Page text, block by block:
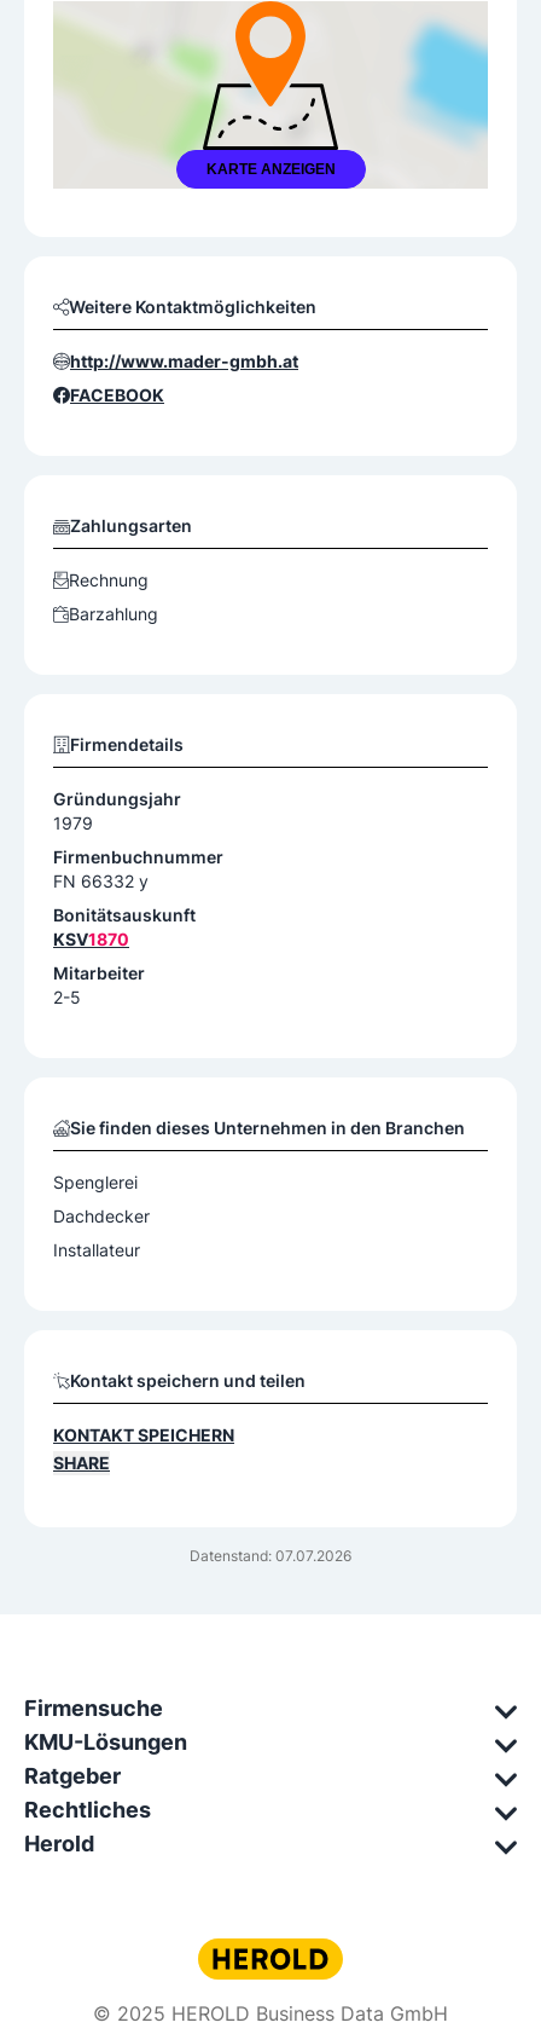
KARTE ANZEIGEN
Datenstand: 07.07.2026
Weitere Kontaktmöglichkeiten
http://www.mader-gmbh.at
FACEBOOK
Zahlungsarten
Rechnung
Barzahlung
Firmendetails
Gründungsjahr
1979
Firmenbuchnummer
FN 66332 y
Bonitätsauskunft
KSV1870
Mitarbeiter
2-5
Sie finden dieses Unternehmen in den Branchen
Spenglerei
Dachdecker
Installateur
Kontakt speichern und teilen
KONTAKT SPEICHERN
SHARE
Firmensuche
KMU-Lösungen
Ratgeber
Rechtliches
Herold
© 2025 HEROLD Business Data GmbH